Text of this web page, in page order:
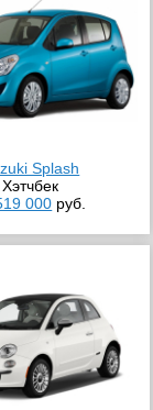
Splash
Хэтчбек
000 руб.